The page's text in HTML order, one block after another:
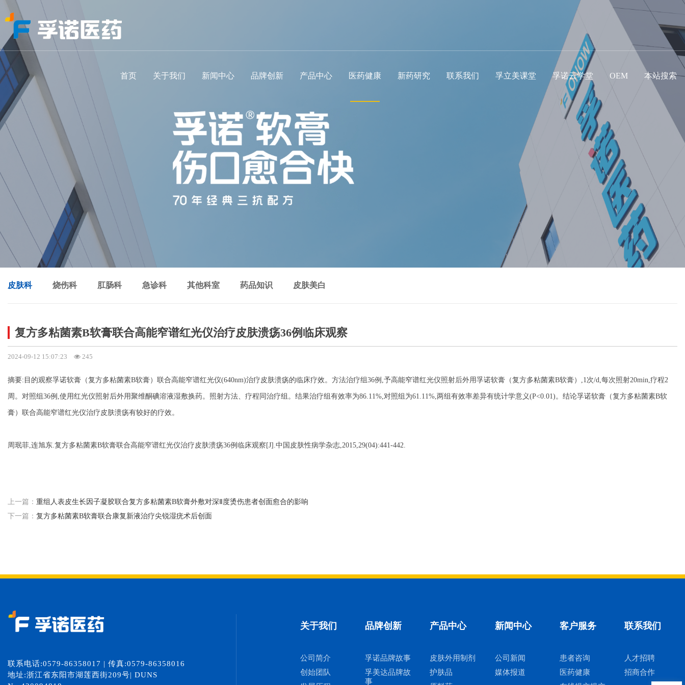
首页 关于我们 新闻中心 品牌创新 产品中心 医药健康 新药研究 联系我们 孚立美课堂 孚诺云学堂 OEM 本站搜索
皮肤科 烧伤科 肛肠科 急诊科 其他科室 药品知识 皮肤美白
复方多粘菌素B软膏联合高能窄谱红光仪治疗皮肤溃疡36例临床观察
2024-09-12 15:07:23 245
摘要:目的观察孚诺软膏（复方多粘菌素B软膏） 联合高能窄谱红光仪(640nm)治疗皮肤溃疡的临床疗效。方法治疗组36例,予高能窄谱红光仪照射后外用孚诺软膏（复方多粘菌素B软膏） ,1次/d,每次照射20min,疗程2
周。对照组36例,使用红光仪照射后外用聚维酮碘溶液湿敷换药。照射方法、疗程同治疗组。结果治疗组有效率为86.11%,对照组为61.11%,两组有效率差异有统计学意义(P<0.01)。结论孚诺软膏（复方多粘菌素B软
膏） 联合高能窄谱红光仪治疗皮肤溃疡有较好的疗效。
周珉菲,连旭东.复方多粘菌素B软膏联合高能窄谱红光仪治疗皮肤溃疡36例临床观察[J].中国皮肤性病学杂志,2015,29(04):441-442.
上一篇： 重组人表皮生长因子凝胶联合复方多粘菌素B软膏外敷对深Ⅱ度烫伤患者创面愈合的影响
下一篇： 复方多粘菌素B软膏联合康复新液治疗尖锐湿疣术后创面
联系电话:0579-86358017 | 传真:0579-86358016
地址:浙江省东阳市湖莲西街209号| DUNS
关于我们
公司简介
创始团队
品牌创新
孚诺品牌故事
孚美达品牌故
事
产品中心
皮肤外用制剂
护肤品
新闻中心
公司新闻
媒体报道
客户服务
患者咨询
医药健康
联系我们
人才招聘
招商合作